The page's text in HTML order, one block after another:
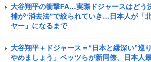
大谷翔平の衝撃FA…実際ドジャースはどう
補が“消去法”で絞られていき…日本人が「
ヤー」になるまで
大谷翔平＋ドジャース＝“日本と縁深い”巡
やめましょう」ベッツらが新同僚、日本人